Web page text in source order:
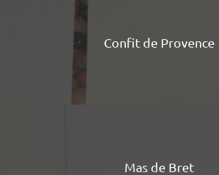
Confit de Provence
Mas de Bret